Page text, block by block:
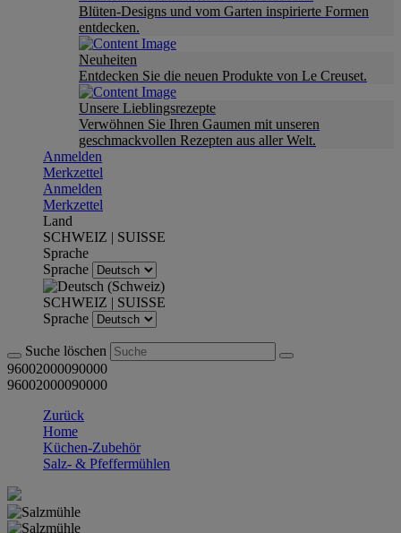
Blüten-Designs und vom Garten inspirierte Formen
entdecken.
Neuheiten
Entdecken Sie die neuen Produkte von Le Creuset.
Unsere Lieblingsrezepte
Verwöhnen Sie Ihren Gaumen mit unseren
geschmackvollen Rezepten aus aller Welt.
Anmelden
Merkzettel
Anmelden
Merkzettel
Land
SCHWEIZ | SUISSE
Sprache
Sprache
SCHWEIZ | SUISSE
Sprache
Suche löschen
96002000090000
96002000090000
Zurück
Home
Küchen-Zubehör
Salz- & Pfeffermühlen